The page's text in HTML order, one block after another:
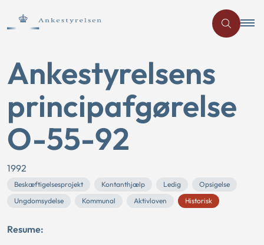
Ankestyrelsens
principafgørelse
O-55-92
1992
Beskæftigelsesprojekt Kontanthjælp Ledig
Opsigelse
Ungdomsydelse
Kommunal Aktivloven Historisk
Resume: